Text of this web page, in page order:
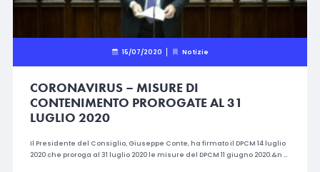
15/07/2020 Notizie
CORONAVIRUS – MISURE DI
CONTENIMENTO PROROGATE AL 31
LUGLIO 2020
Il Presidente del Consiglio, Giuseppe Conte, ha firmato il DPCM 14 luglio
2020 che proroga al 31 luglio 2020 le misure del DPCM 11 giugno 2020.&n …